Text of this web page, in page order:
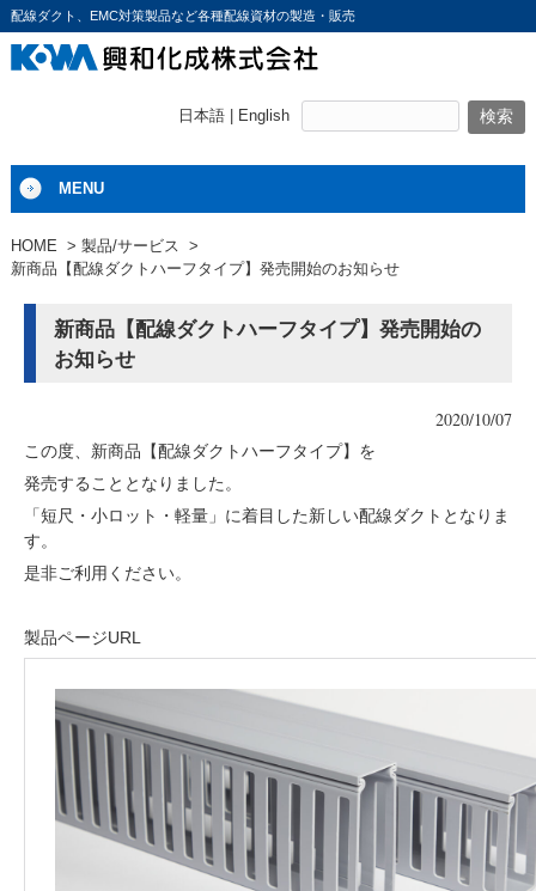
配線ダクト、EMC対策製品など各種配線資材の製造・販売
日本語 | English
MENU
HOME
製品/サービス
新商品【配線ダクトハーフタイプ】発売開始のお知らせ
新商品【配線ダクトハーフタイプ】発売開始の
お知らせ
2020/10/07
この度、新商品【配線ダクトハーフタイプ】を
発売することとなりました。
「短尺・小ロット・軽量」に着目した新しい配線ダクトとなりま
す。
是非ご利用ください。
製品ページURL